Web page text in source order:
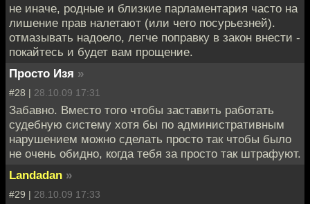
не иначе, родные и близкие парламентария часто на
лишение прав налетают (или чего посурьезней).
отмазывать надоело, легче поправку в закон внести -
покайтесь и будет вам прощение.
Просто Изя »
#28 | 28.10.09 17:31
Забавно. Вместо того чтобы заставить работать
судебную систему хотя бы по административным
нарушением можно сделать просто так чтобы было
не очень обидно, когда тебя за просто так штрафуют.
Landadan »
#29 | 28.10.09 17:33